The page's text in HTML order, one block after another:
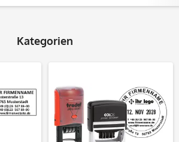
Kategorien